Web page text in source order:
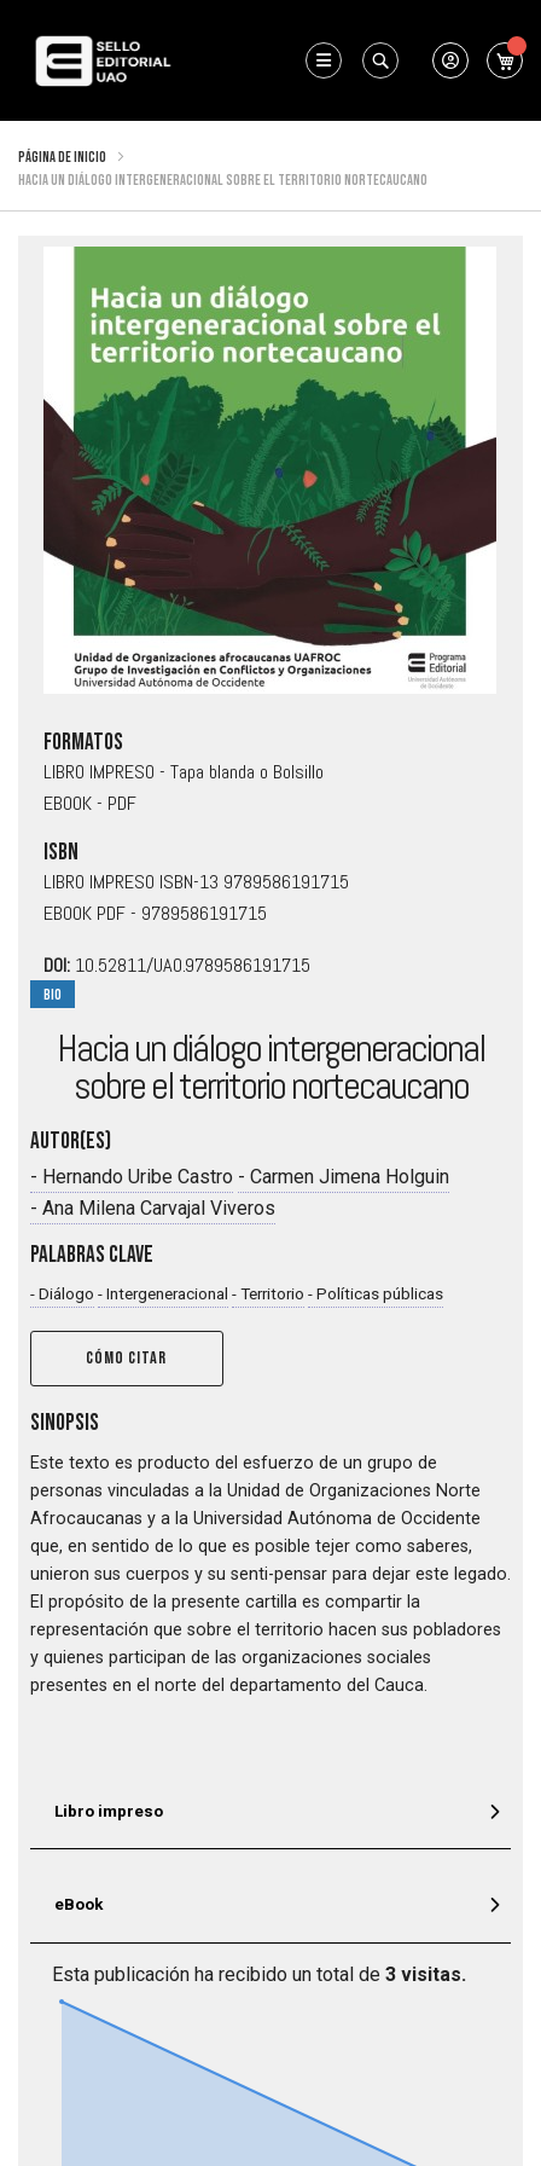
Buscar
Mi
Página de inicio
Hacia un diálogo intergeneracional sobre el territorio nortecaucano
de
imágenes
Saltar
al
comienzo
la
galería
imágenes
Formatos
LIBRO IMPRESO - Tapa blanda o Bolsillo
EBOOK- PDF
ISBN
LIBRO IMPRESO ISBN-13 9789586191715
EBOOK PDF - 9789586191715
DOI: 10.52811/UAO.9789586191715
BIO
Hacia un diálogo intergeneracional
sobre el territorio nortecaucano
Autor(es)
- Hernando Uribe Castro - Carmen Jimena Holguin
- Ana Milena Carvajal Viveros
Palabras clave
- Diálogo - Intergeneracional - Territorio - Políticas públicas
CÓMO CITAR
Sinopsis
Este texto es producto del esfuerzo de un grupo de
personas vinculadas a la Unidad de Organizaciones Norte
Afrocaucanas y a la Universidad Autónoma de Occidente
que, en sentido de lo que es posible tejer como saberes,
unieron sus cuerpos y su senti-pensar para dejar este legado.
El propósito de la presente cartilla es compartir la
representación que sobre el territorio hacen sus pobladores
y quienes participan de las organizaciones sociales
presentes en el norte del departamento del Cauca.
Libro impreso
eBook
Esta publicación ha recibido un total de3 visitas.